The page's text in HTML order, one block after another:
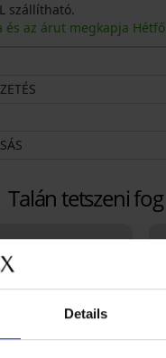
Details
szállítható.
és az árut megkapja Hétfő
Talán tetszeni fog